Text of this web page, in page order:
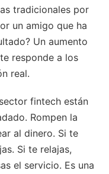
tradicionales por
un amigo que ha
Un aumento
responde a los
real.
fintech están
Rompen la
al dinero. Si te
Si te relajas,
el servicio. Es una